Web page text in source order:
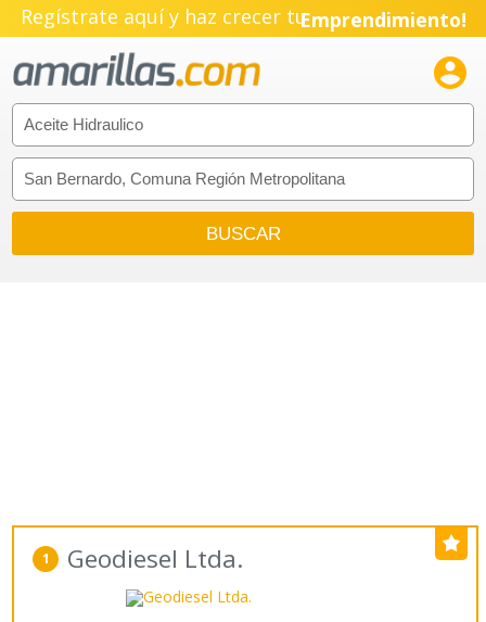
Regístrate aquí y haz crecer tuEmprendimiento!

1 Geodiesel Ltda.